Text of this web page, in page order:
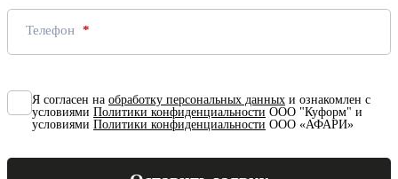
Телефон
Я согласен на обработку персональных данных и ознакомлен с
условиями Политики конфиденциальности ООО "Куформ" и
условиями Политики конфиденциальности ООО «АФАРИ»